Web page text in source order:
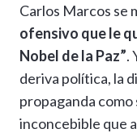
k
t
i
r
Carlos Marcos se
ofensivo que le
Nobel de la Paz”.
deriva política, la
propaganda
inconcebible que